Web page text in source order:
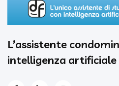
L’assistente
intelligenza artificiale